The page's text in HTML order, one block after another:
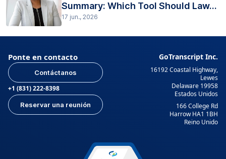
Summary: Which Tool Should Law...
17 jun., 2026
Ponte en contacto
Contáctanos
+1 (831) 222-8398
Reservar una reunión
GoTranscript Inc.
16192 Coastal Highway,
Lewes
Delaware 19958
Estados Unidos
166 College Rd
Harrow HA1 1BH
Reino Unido